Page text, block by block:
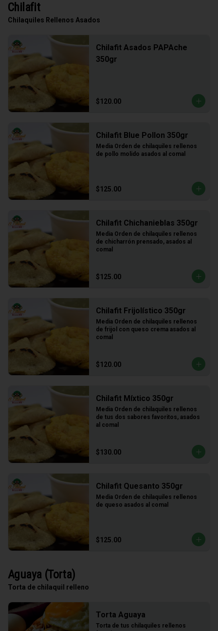
Chilafit
Chilaquiles Rellenos Asados
Chilafit Asados PAPAche
350gr
$120.00
Chilafit Blue Pollon 350gr
Media Orden de chilaquiles rellenos
de pollo molido asados al comal
$125.00
Chilafit Chichanieblas 350gr
Media Orden de chilaquiles rellenos
de chicharrón prensado, asados al
comal
$125.00
Chilafit Frijolístico 350gr
Media Orden de chilaquiles rellenos
de frijol con queso crema asados al
comal
$120.00
Chilafit Míxtico 350gr
Media Orden de chilaquiles rellenos
de tus dos sabores favoritos, asados
al comal
$130.00
Chilafit Quesanto 350gr
Media Orden de chilaquiles rellenos
de queso asados al comal
$125.00
Aguaya (Torta)
Torta de chilaquil relleno
Torta Aguaya
Torta de tus chilaquiles rellenos